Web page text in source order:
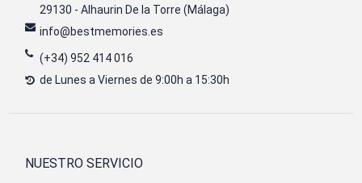
29130 - Alhaurin De la Torre (Málaga)
info@bestmemories.es
(+34) 952 414 016
de Lunes a Viernes de 9:00h a 15:30h
NUESTRO SERVICIO